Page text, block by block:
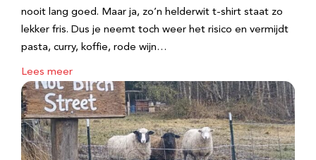
nooit lang goed. Maar ja, zo’n helderwit t-shirt staat zo
lekker fris. Dus je neemt toch weer het risico en vermijdt
pasta, curry, koffie, rode wijn…
Lees meer